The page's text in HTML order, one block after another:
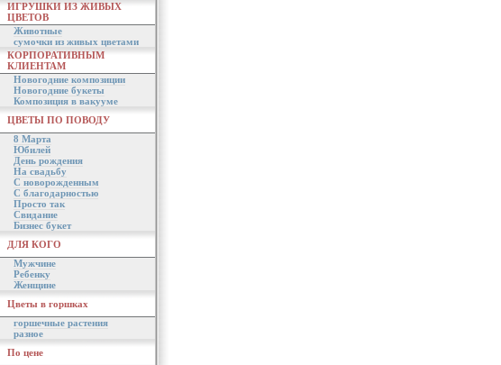
ИГРУШКИ ИЗ ЖИВЫХ
ЦВЕТОВ
Животные
сумочки из живых цветами
КОРПОРАТИВНЫМ
КЛИЕНТАМ
Новогодние композиции
Новогодние букеты
Композиция в вакууме
ЦВЕТЫ ПО ПОВОДУ
8 Марта
Юбилей
День рождения
На свадьбу
С новорожденным
С благодарностью
Просто так
Свидание
Бизнес букет
ДЛЯ КОГО
Мужчине
Ребенку
Женщине
Цветы в горшках
горшечные растения
разное
По цене